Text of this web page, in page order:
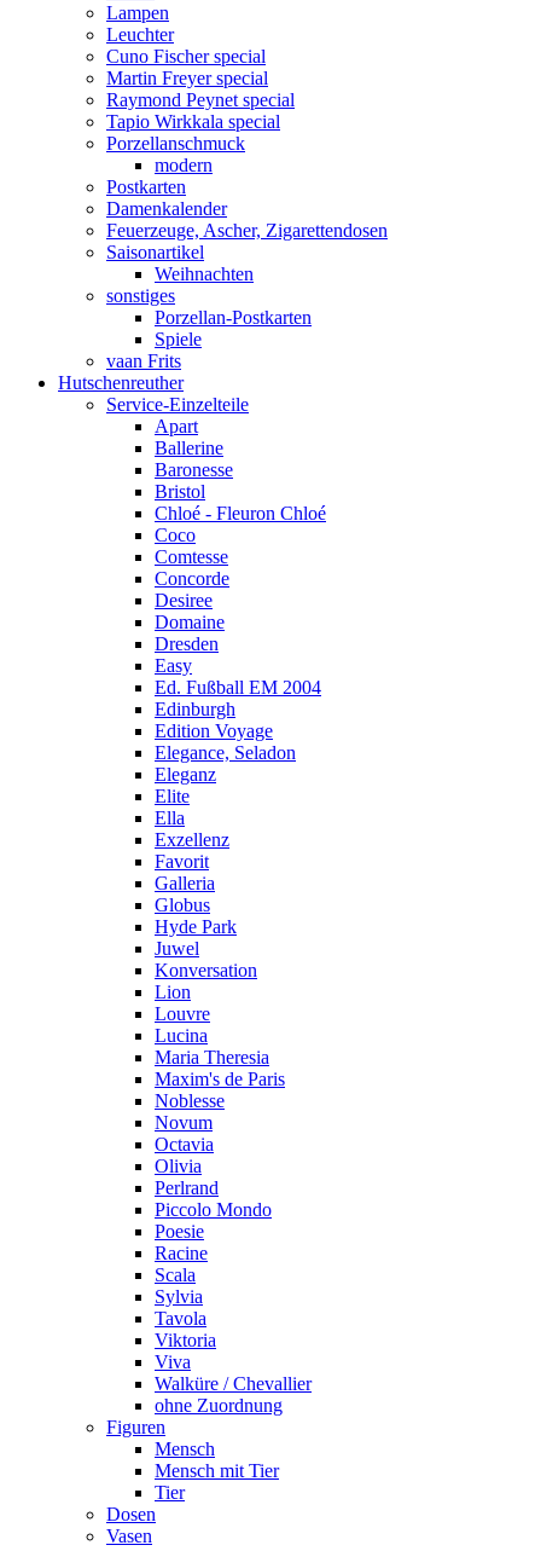
Lampen
Leuchter
Cuno Fischer special
Martin Freyer special
Raymond Peynet special
Tapio Wirkkala special
Porzellanschmuck
modern
Postkarten
Damenkalender
Feuerzeuge, Ascher, Zigarettendosen
Saisonartikel
Weihnachten
sonstiges
Porzellan-Postkarten
Spiele
vaan Frits
Hutschenreuther
Service-Einzelteile
Apart
Ballerine
Baronesse
Bristol
Chloé - Fleuron Chloé
Coco
Comtesse
Concorde
Desiree
Domaine
Dresden
Easy
Ed. Fußball EM 2004
Edinburgh
Edition Voyage
Elegance, Seladon
Eleganz
Elite
Ella
Exzellenz
Favorit
Galleria
Globus
Hyde Park
Juwel
Konversation
Lion
Louvre
Lucina
Maria Theresia
Maxim's de Paris
Noblesse
Novum
Octavia
Olivia
Perlrand
Piccolo Mondo
Poesie
Racine
Scala
Sylvia
Tavola
Viktoria
Viva
Walküre / Chevallier
ohne Zuordnung
Figuren
Mensch
Mensch mit Tier
Tier
Dosen
Vasen